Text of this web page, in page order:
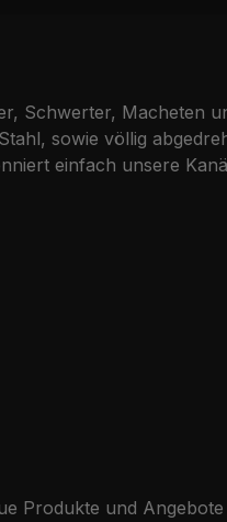
Schwerter, Macheten
sowie völlig
einfach unsere
Produkte und